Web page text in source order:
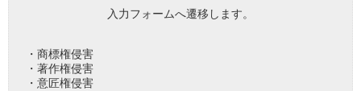
入力フォームへ遷移します。
・商標権侵害
・著作権侵害
・意匠権侵害